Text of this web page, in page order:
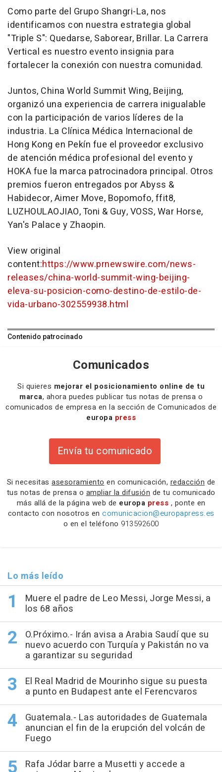
Como parte del Grupo Shangri-La, nos
identificamos con nuestra estrategia global
"Triple S": Quedarse, Saborear, Brillar. La Carrera
Vertical es nuestro evento insignia para
fortalecer la conexión con nuestra comunidad.
Juntos, China World Summit Wing, Beijing,
organizó una experiencia de carrera inigualable
con la participación de varios líderes de la
industria. La Clínica Médica Internacional de
Hong Kong en Pekín fue el proveedor exclusivo
de atención médica profesional del evento y
HOKA fue la marca patrocinadora principal. Otros
premios fueron entregados por Abyss &
Habidecor, Aimer Move, Bopomofo, ffit8,
LUZHOULAOJIAO, Toni & Guy, VOSS, War Horse,
Yan's Palace y Zhaopin.
View original
content:https://www.prnewswire.com/news-
releases/china-world-summit-wing-beijing-
eleva-su-posicion-como-destino-de-estilo-de-
vida-urbano-302559938.html
Contenido patrocinado
Comunicados
Si quieres mejorar el posicionamiento online de tu
marca, ahora puedes publicar tus notas de prensa o
comunicados de empresa en la sección de Comunicados de
europa press
Envía tu comunicado
Si necesitas asesoramiento en comunicación, redacción de
tus notas de prensa o ampliar la difusión de tu comunicado
más allá de la página web de europa press , ponte en
contacto con nosotros en comunicacion@europapress.es
o en el teléfono 913592600
Lo más leído
Muere el padre de Leo Messi, Jorge Messi, a
los 68 años
O.Próximo.- Irán avisa a Arabia Saudí que su
nuevo acuerdo con Turquía y Pakistán no va
a garantizar su seguridad
El Real Madrid de Mourinho sigue su puesta
a punto en Budapest ante el Ferencvaros
Guatemala.- Las autoridades de Guatemala
anuncian el fin de la erupción del volcán de
Fuego
Rafa Jódar barre a Musetti y accede a